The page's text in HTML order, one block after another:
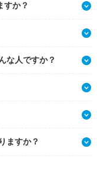
すか？
な人ですか？
ますか？